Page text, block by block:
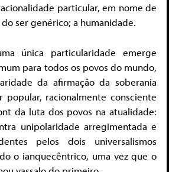
particular, em nome de
ser genérico; a humanidade.
única particularidade emerge
para todos os povos do mundo,
da afirmação da soberania
popular, racionalmente consciente
da luta dos povos na atualidade:
unipolaridade arregimentada e
pelos dois universalismos
o ianquecêntrico, uma vez que o